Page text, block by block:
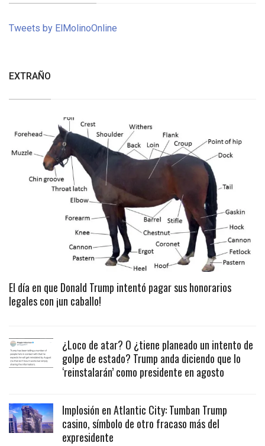
Tweets by ElMolinoOnline
EXTRAÑO
El día en que Donald Trump intentó pagar sus honorarios
legales con ¡un caballo!
¿Loco de atar? O ¿tiene planeado un intento de
golpe de estado? Trump anda diciendo que lo
‘reinstalarán’ como presidente en agosto
Implosión en Atlantic City: Tumban Trump
casino, símbolo de otro fracaso más del
expresidente